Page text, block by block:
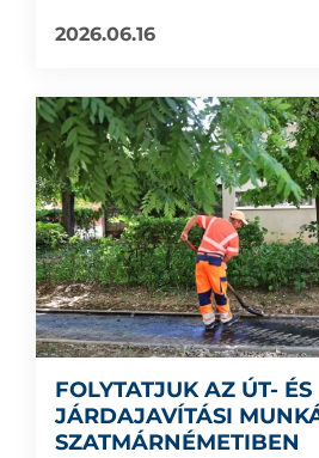
2026.06.16
FOLYTATJUK AZ ÚT- ÉS
JÁRDAJAVÍTÁSI
SZATMÁRNÉMETIBEN